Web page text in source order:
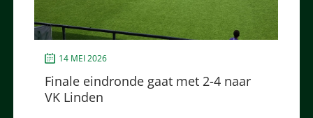
14 MEI 2026
Finale eindronde gaat met 2-4 naar
VK Linden